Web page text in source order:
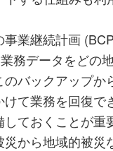
業継続計画
務データをどの
バックアップか
て業務を回復で
ておくことが重
から地域的被災